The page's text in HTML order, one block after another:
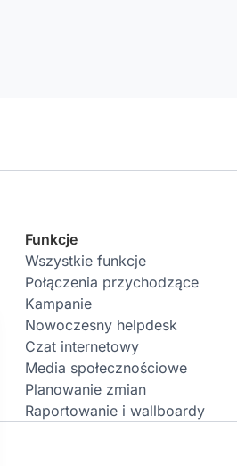
Funkcje
Wszystkie funkcje
Połączenia przychodzące
Kampanie
Nowoczesny helpdesk
Czat internetowy
Media społecznościowe
Planowanie zmian
Raportowanie i wallboardy